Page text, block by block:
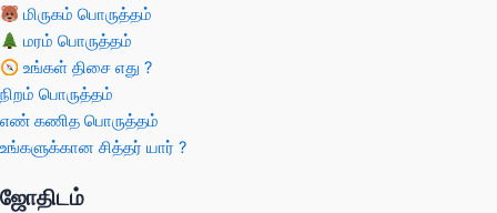
மிருகம் பொருத்தம்
மரம் பொருத்தம்
உங்கள் திசை எது ?
நிறம் பொருத்தம்
எண் கணித பொருத்தம்
உங்களுக்கான சித்தர் யார் ?
ஜோதிடம்